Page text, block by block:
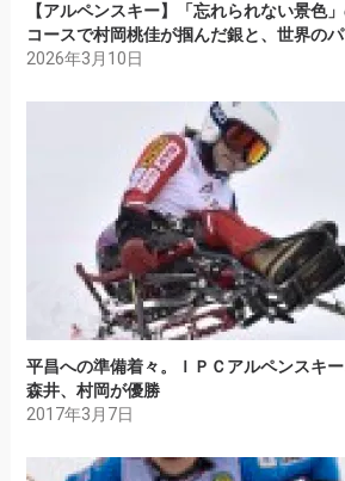
【アルペンスキー】「忘れられない景色
コースで村岡桃佳が掴んだ銀と、世界の
2026年3月10日
平昌への準備着々。ＩＰＣアルペンスキ
森井、村岡が優勝
2017年3月7日